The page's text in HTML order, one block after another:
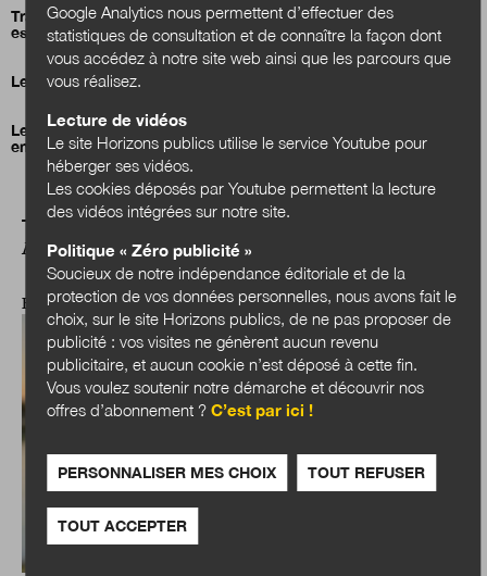
Transition énergétique : comment la Fontaine d’Ouche à Dijon
est devenue le plus grand quartier à énergie positive de France
Le Grand Annecy veut en finir avec le fioul
Le financement de la transformation écologique au cœur des
enjeux des collectivités territoriales
A LIRE AUSSI
EXPERTISES
Google Analytics nous permettent d’effectuer des
statistiques de consultation et de connaître la façon dont
vous accédez à notre site web ainsi que les parcours que
vous réalisez.
Lecture de vidéos
Le site Horizons publics utilise le service Youtube pour
héberger ses vidéos.
Les cookies déposés par Youtube permettent la lecture
des vidéos intégrées sur notre site.
Politique « Zéro publicité »
Soucieux de notre indépendance éditoriale et de la
protection de vos données personnelles, nous avons fait le
choix, sur le site Horizons publics, de ne pas proposer de
publicité : vos visites ne génèrent aucun revenu
publicitaire, et aucun cookie n’est déposé à cette fin.
Vous voulez soutenir notre démarche et découvrir nos
offres d’abonnement ?C’est par ici !
PERSONNALISER MES CHOIX TOUT REFUSER
TOUT ACCEPTER